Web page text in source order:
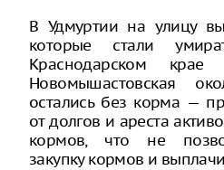
В Удмуртии на улицу
которые стали
Краснодарском
Новомышастовская
остались без корма —
от долгов и ареста
кормов, что не
закупку кормов и